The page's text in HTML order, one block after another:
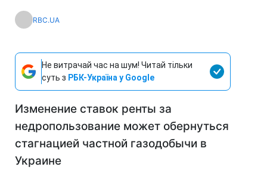
RBC.UA
Не витрачай час на шум! Читай тільки
суть з РБК-Україна у Google
Изменение ставок ренты за
недропользование может обернуться
стагнацией частной газодобычи в
Украине